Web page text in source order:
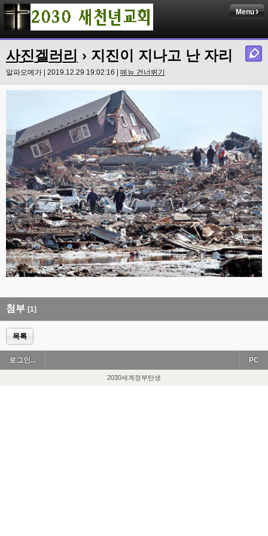
Menu
사진겔러리 › 지진이 지나고 난 자리
알파오메가 | 2019.12.29 19:02:16 | 메뉴 건너뛰기
첨부 [1]
목록
로그인... PC
2030세계정부탄생